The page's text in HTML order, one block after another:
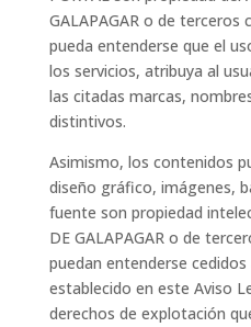
GALAPAGAR o de terceros
pueda entenderse que el
los servicios, atribuya al
las citadas marcas,
distintivos.
Asimismo, los contenidos
diseño gráfico, imágenes,
fuente son propiedad
DE GALAPAGAR o de
puedan entenderse
establecido en este Aviso
derechos de explotación